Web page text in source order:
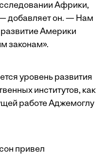
Африки,
добавляет он. — Нам
Америки
законам».
уровень развития
институтов, как
работеАджемоглу
привел